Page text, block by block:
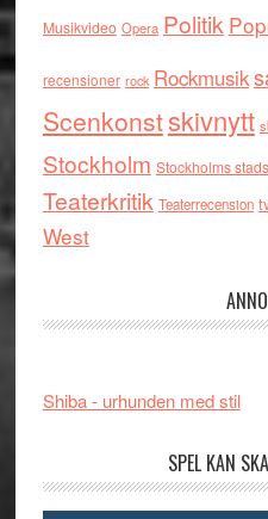
Musikvideo Opera Politik
recensioner rock Rockmusik
Scenkonstskivnytt
Stockholm Stockholms
Teaterkritik Teaterrecension
West
Shiba - urhunden med stil
SPEL KAN